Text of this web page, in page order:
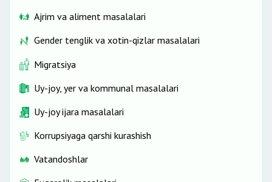
Ajrim va aliment masalalari
Gender tenglik va xotin-qizlar masalalari
Migratsiya
Uy-joy, yer va kommunal masalalari
Uy-joy ijara masalalari
Korrupsiyaga qarshi kurashish
Vatandoshlar